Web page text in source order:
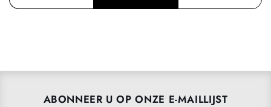
ABONNEER U OP ONZE E-MAILLIJST